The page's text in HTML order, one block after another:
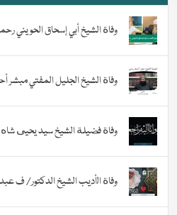
وفاة الشيخ أبي إسحاق الحويني
وفاة الشيخ الجليل المفتي مبشر
وفاة فضيلة الشيخ سيد يحيى شاه
وفاة الأديب الشيخ الدكتور/ ف